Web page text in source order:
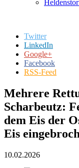
Twitter
LinkedIn
Google+
Facebook
RSS-Feed
Mehrere
Scharbeutz:
dem Eis der
Eis
10.02.2026